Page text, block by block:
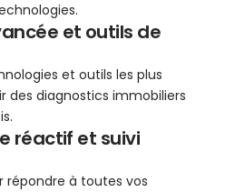
et outils de
et outils les plus
des diagnostics immobiliers
réactif et suivi
répondre à toutes vos